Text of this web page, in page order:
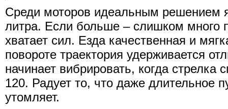
Среди моторов идеальным решением
литра. Если больше – слишком много
хватает сил. Езда качественная и
повороте траектория удерживается
начинает вибрировать, когда стрелка
120. Радует то, что даже длительное
утомляет.